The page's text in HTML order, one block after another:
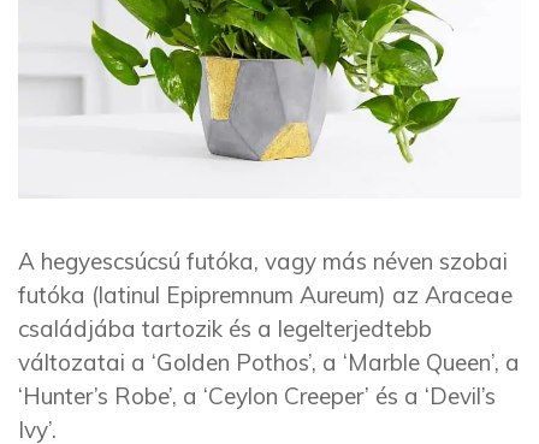
A hegyescsúcsú futóka, vagy más néven szobai
futóka (latinul Epipremnum Aureum) az Araceae
családjába tartozik és a legelterjedtebb
változatai a ‘Golden Pothos’, a ‘Marble Queen’, a
‘Hunter’s Robe’, a ‘Ceylon Creeper’ és a ‘Devil’s
Ivy’.